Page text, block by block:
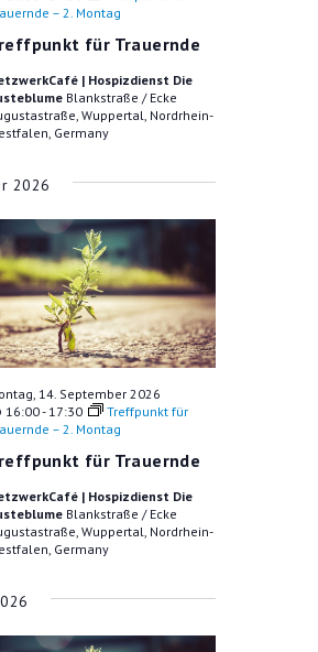
U
N
G
N
S
C
H
-
U
N
D
A
N
I
C
A
S
T
N
-
N
A
G
I
N
für Trauernde
– 2. Montag
| Hospizdienst Die
Blankstraße / Ecke
Wuppertal, Nordrhein-
Germany
2026
für Trauernde
14. September 2026
16:00- 17:30
Treffpunkt für
– 2. Montag
| Hospizdienst Die
Blankstraße / Ecke
Wuppertal, Nordrhein-
Germany